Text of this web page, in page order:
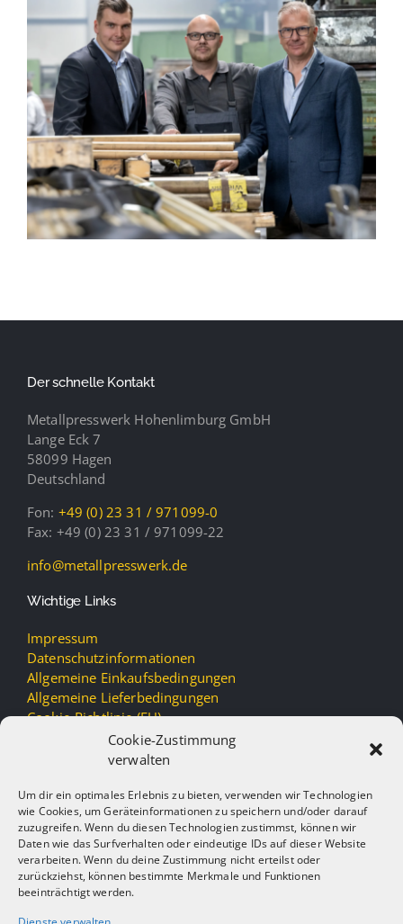
Cookie-Zustimmung
verwalten
Um dir ein optimales Erlebnis zu bieten, verwenden wir Technologien
wie Cookies, um Geräteinformationen zu speichern und/oder darauf
zuzugreifen. Wenn du diesen Technologien zustimmst, können wir
Daten wie das Surfverhalten oder eindeutige IDs auf dieser Website
verarbeiten. Wenn du deine Zustimmung nicht erteilst oder
zurückziehst, können bestimmte Merkmale und Funktionen
beeinträchtigt werden.
Der schnelle Kontakt
Metallpresswerk Hohenlimburg GmbH
Lange Eck 7
58099 Hagen
Deutschland
Fon: +49 (0) 23 31 / 971099-0
Fax: +49 (0) 23 31 / 971099-22
info@metallpresswerk.de
Wichtige Links
Impressum
Datenschutzinformationen
Allgemeine Einkaufsbedingungen
Allgemeine Lieferbedingungen
Cookie-Richtlinie (EU)